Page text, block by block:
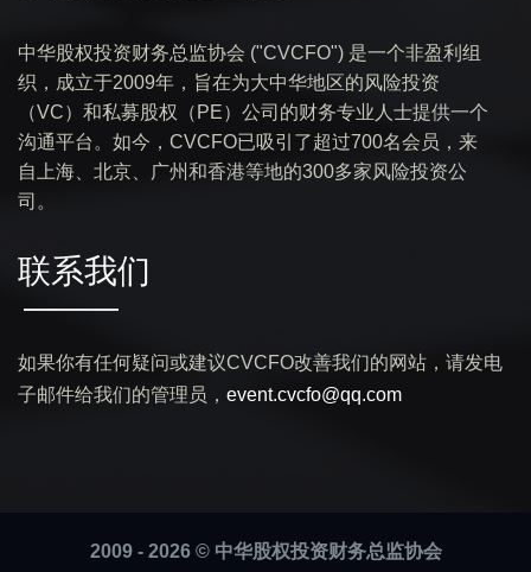
中华股权投资财务总监协会 ("CVCFO") 是一个非盈利组
织，成立于2009年，旨在为大中华地区的风险投资
（VC）和私募股权（PE）公司的财务专业人士提供一个
沟通平台。如今，CVCFO已吸引了超过700名会员，来
自上海、北京、广州和香港等地的300多家风险投资公
司。
联系我们
如果你有任何疑问或建议CVCFO改善我们的网站，请发电
子邮件给我们的管理员， event.cvcfo@qq.com
2009 - 2026 © 中华股权投资财务总监协会